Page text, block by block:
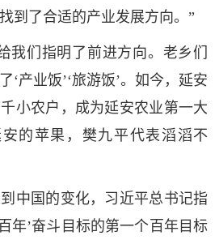
到了合适的产业发展方向。”
们指明了前进方向。老乡们
‘产业饭’‘旅游饭’。如今，延安
小农户，成为延安农业第一大
的苹果，樊九平代表滔滔不
国的变化，习近平总书记指
年’奋斗目标的第一个百年目标